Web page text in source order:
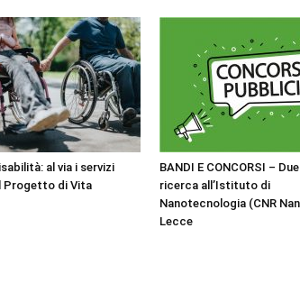
al via i servizi
Progetto di Vita
BANDI E CONCORSI –
ricerca all’Istituto di
Nanotecnologia (CNR
Lecce